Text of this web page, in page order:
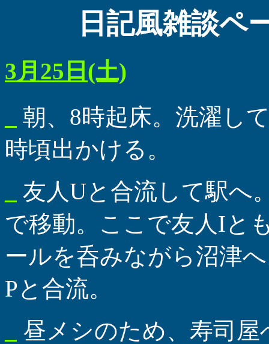
日記風雑談ペ
3月25日(土)
朝、8時起床。洗濯し
時頃出かける。
友人Uと合流して駅へ
で移動。ここで友人Iと
ールを呑みながら沼津
Pと合流。
昼メシのため、寿司